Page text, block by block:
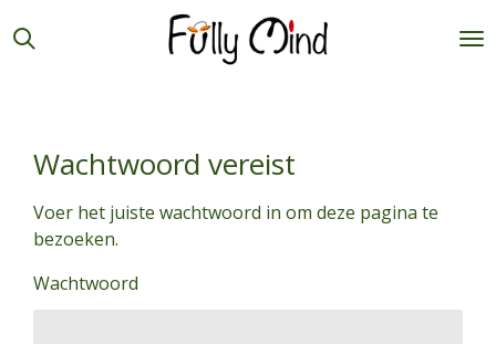
direct
Wachtwoord vereist
Voer het juiste wachtwoord in om deze pagina te
bezoeken.
Wachtwoord